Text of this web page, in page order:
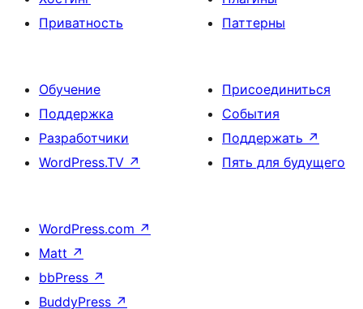
Приватность
Паттерны
Обучение
Поддержка
Разработчики
WordPress.TV ↗
Присоединиться
События
Поддержать ↗
Пять для будущего
WordPress.com ↗
Matt ↗
bbPress ↗
BuddyPress ↗